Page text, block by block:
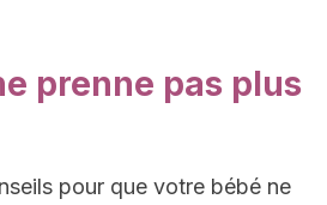
prenne pas plus
pour que votre bébé ne